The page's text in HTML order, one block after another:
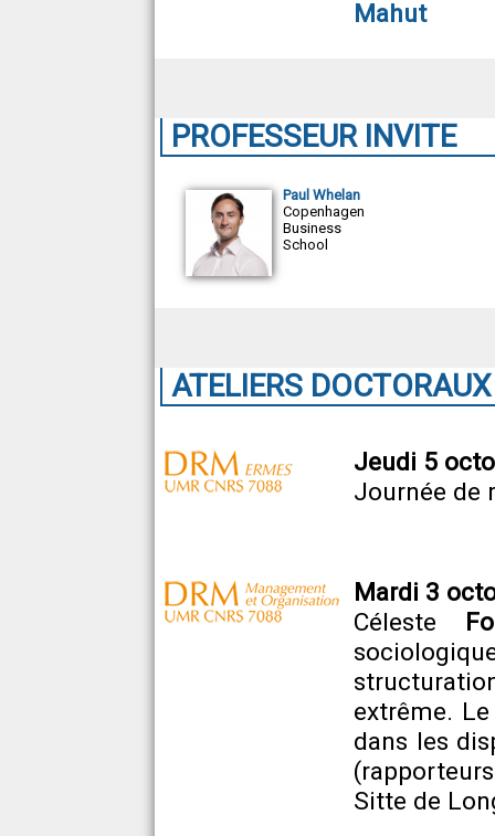
Mahut
PROFESSEUR INVITE
Paul Whelan
Copenhagen
Business
School
ATELIERS DOCTORAUX
Jeudi 5
Journée de
Mardi 3
Céleste
extrême.
dans les
Sitte de